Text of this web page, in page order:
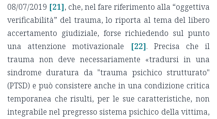
08/07/2019 [21], che, nel fare riferimento alla “oggettiva
verificabilità” del trauma, lo riporta al tema del libero
accertamento giudiziale, forse richiedendo sul punto
una attenzione motivazionale
[22]. Precisa che il
trauma non deve necessariamente «tradursi in una
sindrome duratura da "trauma psichico strutturato"
(PTSD) e può consistere anche in una condizione critica
temporanea che risulti, per le sue caratteristiche, non
integrabile nel pregresso sistema psichico della vittima,